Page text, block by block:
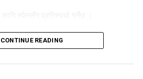
CONTINUE READING